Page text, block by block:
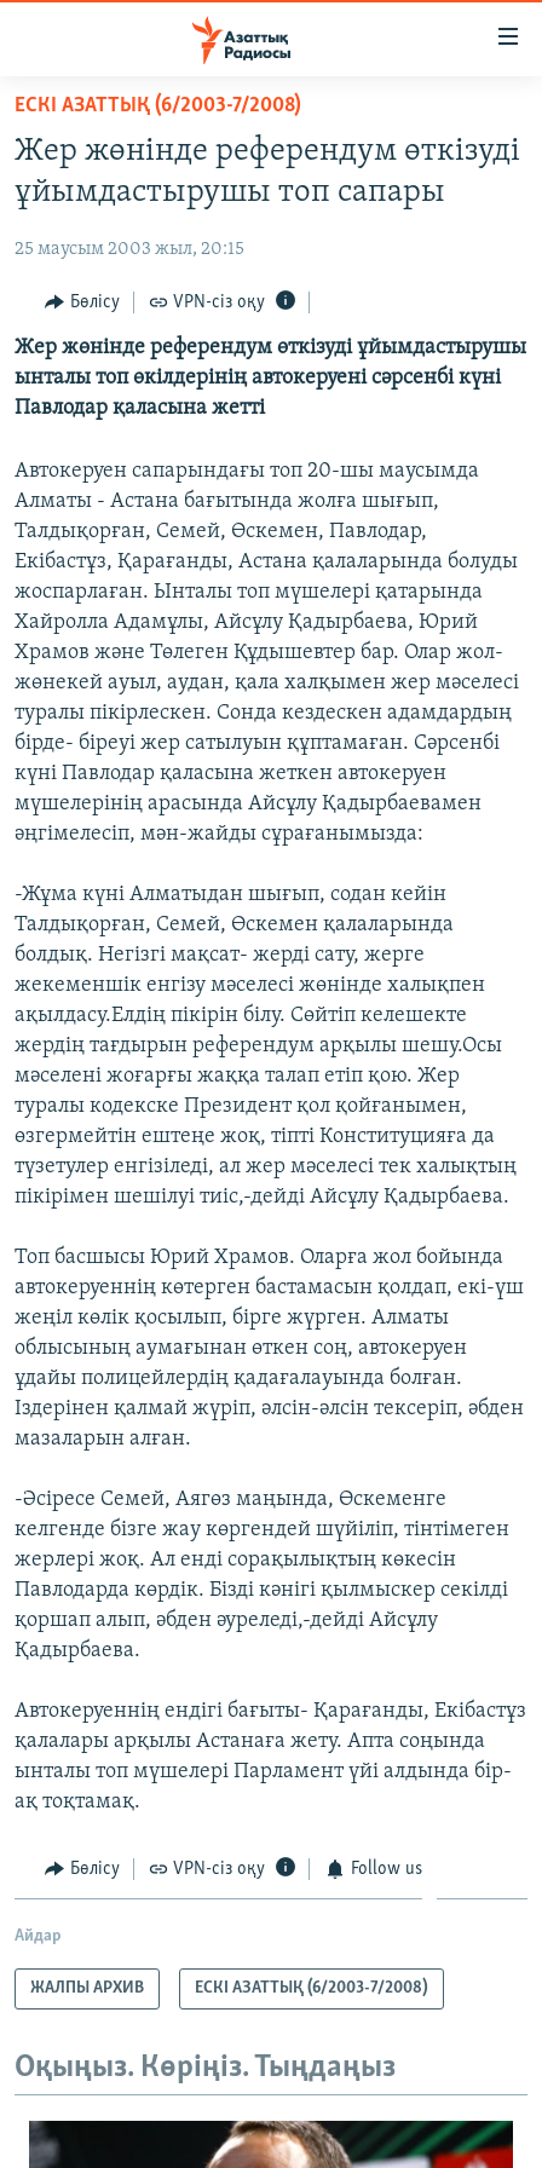
Skip
main
content
Skip
to
Navigation
Skip
to
Search
САЯСАТ
AZATTYQTV
ҚАҢТАР ОҚИҒАСЫ
АДАМ ҚҰҚЫҚТАРЫ
ӘЛЕУМЕТ
ӘЛЕМ
Русский
ЖАЗЫЛЫҢЫЗ
Басқа тілдерде
ЕСКІ АЗАТТЫҚ (6/2003-7/2008)
Жер жөнінде референдум өткізуді
ұйымдастырушы топ сапары
25 маусым 2003 жыл, 20:15
Бөлісу VPN-сіз оқу
Жер жөнінде референдум өткізуді ұйымдастырушы
ынталы топ өкілдерінің автокеруені сәрсенбі күні
Павлодар қаласына жетті
Автокеруен сапарындағы топ 20-шы маусымда
Алматы - Астана бағытында жолға шығып,
Талдықорған, Семей, Өскемен, Павлодар,
Екібастұз, Қарағанды, Астана қалаларында болуды
жоспарлаған. Ынталы топ мүшелері қатарында
Хайролла Адамұлы, Айсұлу Қадырбаева, Юрий
Храмов және Төлеген Құдышевтер бар. Олар жол-
жөнекей ауыл, аудан, қала халқымен жер мәселесі
туралы пікірлескен. Сонда кездескен адамдардың
бірде- біреуі жер сатылуын құптамаған. Сәрсенбі
күні Павлодар қаласына жеткен автокеруен
мүшелерінің арасында Айсұлу Қадырбаевамен
әңгімелесіп, мән-жайды сұрағанымызда:
-Жұма күні Алматыдан шығып, содан кейін
Талдықорған, Семей, Өскемен қалаларында
болдық. Негізгі мақсат- жерді сату, жерге
жекеменшік енгізу мәселесі жөнінде халықпен
ақылдасу.Елдің пікірін білу. Сөйтіп келешекте
жердің тағдырын референдум арқылы шешу.Осы
мәселені жоғарғы жаққа талап етіп қою. Жер
туралы кодекске Президент қол қойғанымен,
өзгермейтін ештеңе жоқ, тіпті Конституцияға да
түзетулер енгізіледі, ал жер мәселесі тек халықтың
пікірімен шешілуі тиіс,-дейді Айсұлу Қадырбаева.
Топ басшысы Юрий Храмов. Оларға жол бойында
автокеруеннің көтерген бастамасын қолдап, екі-үш
жеңіл көлік қосылып, бірге жүрген. Алматы
облысының аумағынан өткен соң, автокеруен
ұдайы полицейлердің қадағалауында болған.
Іздерінен қалмай жүріп, әлсін-әлсін тексеріп, әбден
мазаларын алған.
-Әсіресе Семей, Аягөз маңында, Өскеменге
келгенде бізге жау көргендей шүйіліп, тінтімеген
жерлері жоқ. Ал енді сорақылықтың көкесін
Павлодарда көрдік. Бізді кәнігі қылмыскер секілді
қоршап алып, әбден әуреледі,-дейді Айсұлу
Қадырбаева.
Автокеруеннің ендігі бағыты- Қарағанды, Екібастұз
қалалары арқылы Астанаға жету. Апта соңында
ынталы топ мүшелері Парламент үйі алдында бір-
ақ тоқтамақ.
Бөлісу VPN-сіз оқу Follow us
Айдар
ЖАЛПЫ АРХИВ ЕСКІ АЗАТТЫҚ (6/2003-7/2008)
Оқыңыз. Көріңіз. Тыңдаңыз